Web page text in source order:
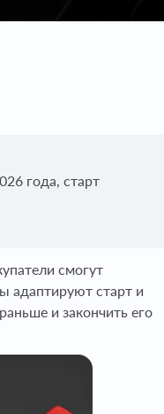
года, старт
смогут
адаптируют старт и
и закончить его